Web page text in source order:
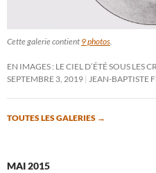
Cette galerie contient 9 photos
EN IMAGES : LE CIEL D’ÉTÉ SOUS LES
SEPTEMBRE 3, 2019
JEAN-BAPTISTE
TOUTES LES GALERIES →
MAI 2015